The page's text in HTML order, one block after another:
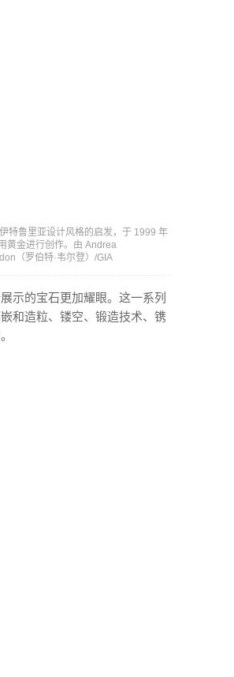
特鲁里亚设计风格的启发，于 1999 年
黄金进行创作。由 Andrea
（罗伯特·韦尔登）/GIA
示的宝石更加耀眼。这一系列
和造粒、镂空、锻造技术、镌